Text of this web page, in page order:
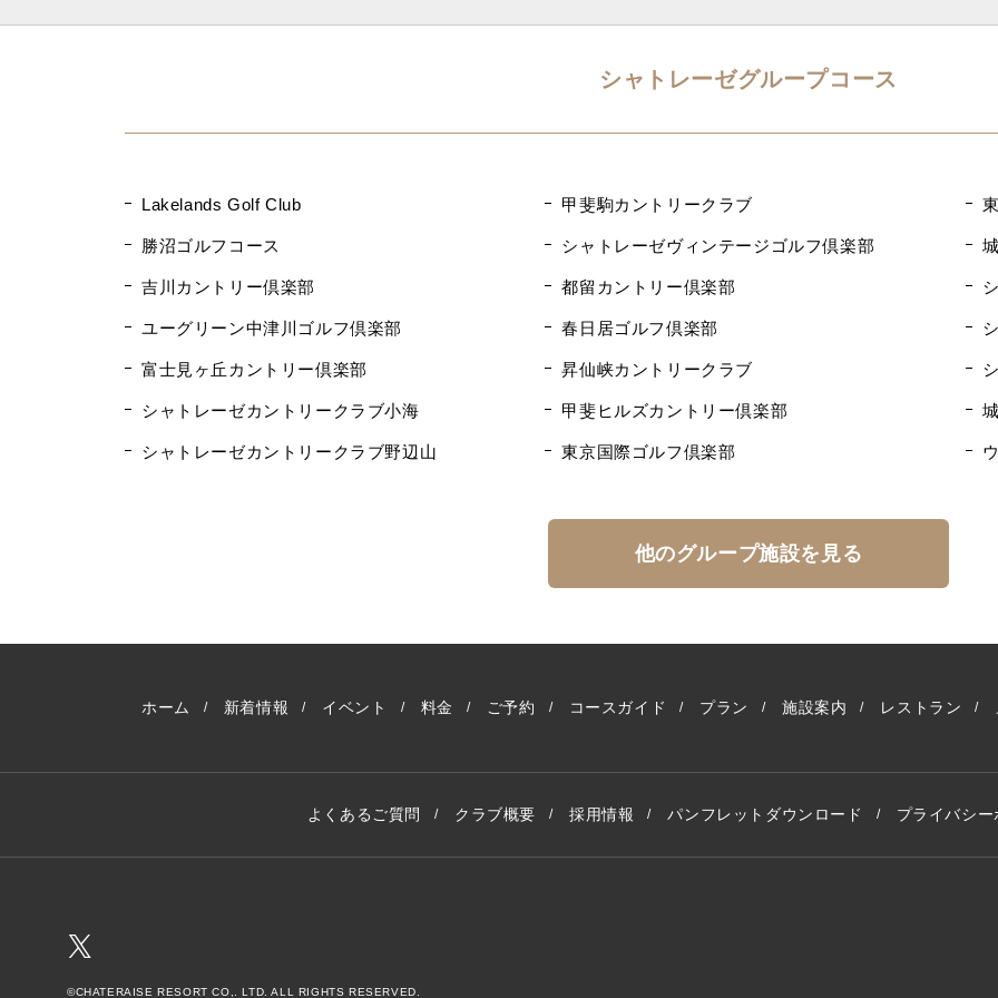
シャトレーゼグループコース
Lakelands Golf Club
勝沼ゴルフコース
吉川カントリー倶楽部
ユーグリーン中津川ゴルフ倶楽部
富士見ヶ丘カントリー倶楽部
シャトレーゼカントリークラブ小海
シャトレーゼカントリークラブ野辺山
甲斐駒カントリークラブ
シャトレーゼヴィンテージゴルフ倶楽部
都留カントリー倶楽部
春日居ゴルフ倶楽部
昇仙峡カントリークラブ
甲斐ヒルズカントリー倶楽部
東京国際ゴルフ倶楽部
他のグループ施設を見る
ホーム 新着情報 イベント 料金 ご予約 コースガイド プラン 施設案内 レストラン
よくあるご質問 クラブ概要 採用情報 パンフレットダウンロード プライバシ
©CHATERAISE RESORT CO,. LTD. ALL RIGHTS RESERVED.